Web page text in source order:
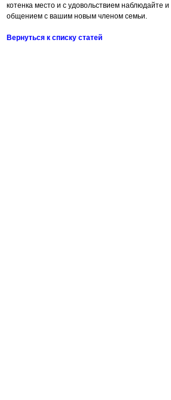
котенка место и с удовольствием наблюдайте
общением с вашим новым членом семьи.
Вернуться к списку статей